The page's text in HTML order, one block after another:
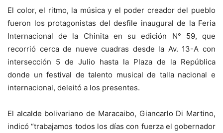
El color, el ritmo, la música y el poder creador del pueblo
fueron los protagonistas del desfile inaugural de la Feria
Internacional de la Chinita en su edición N° 59, que
recorrió cerca de nueve cuadras desde la Av. 13-A con
intersección 5 de Julio hasta la Plaza de la República
donde un festival de talento musical de talla nacional e
internacional, deleitó a los presentes.
El alcalde bolivariano de Maracaibo, Giancarlo Di Martino,
indicó “trabajamos todos los días con fuerza el gobernador